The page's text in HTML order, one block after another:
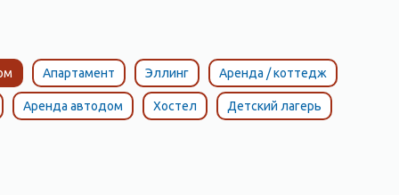
Апартамент Эллинг Аренда / коттедж
Аренда автодом Хостел Детский лагерь